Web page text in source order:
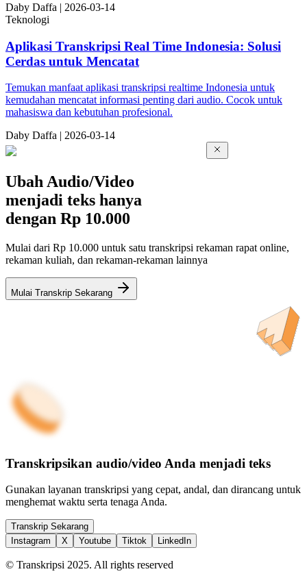
Daby Daffa | 2026-03-14
Teknologi
Aplikasi Transkripsi Real Time Indonesia: Solusi
Cerdas untuk Mencatat
Temukan manfaat aplikasi transkripsi realtime Indonesia untuk
kemudahan mencatat informasi penting dari audio. Cocok untuk
mahasiswa dan kebutuhan profesional.
Daby Daffa | 2026-03-14
Ubah Audio/Video
menjadi teks hanya
dengan Rp 10.000
Mulai dari Rp 10.000 untuk satu transkripsi rekaman rapat online,
rekaman kuliah, dan rekaman-rekaman lainnya
Mulai Transkrip Sekarang
Transkripsikan audio/video Anda menjadi teks
Gunakan layanan transkripsi yang cepat, andal, dan dirancang untuk
menghemat waktu serta tenaga Anda.
Transkrip Sekarang
Instagram
X Youtube Tiktok LinkedIn
© Transkripsi 2025. All rights reserved